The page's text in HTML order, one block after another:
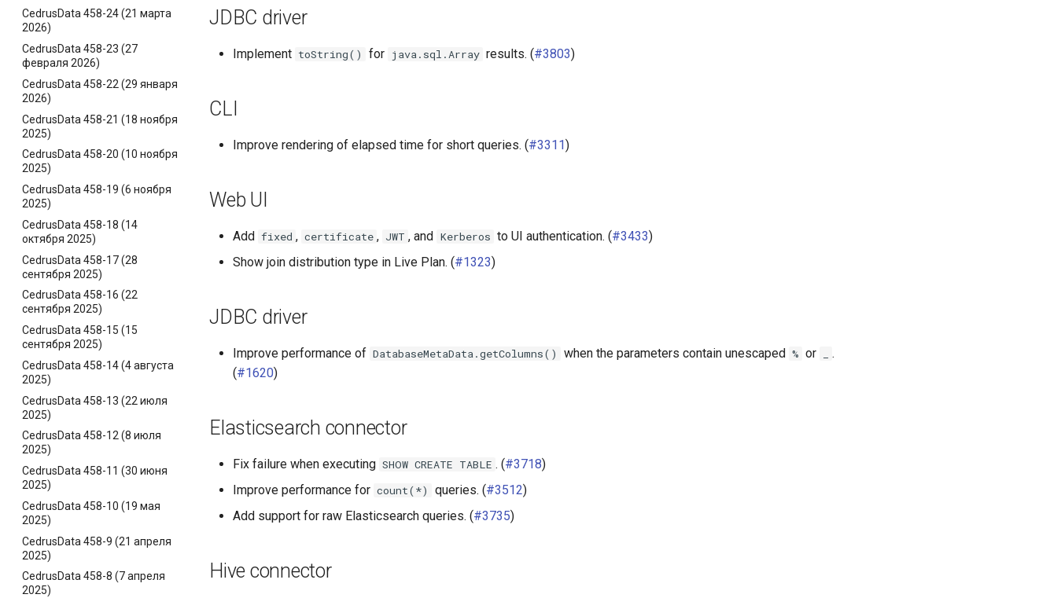
CedrusData 458-24 (21 марта
2026)
CedrusData 458-23 (27
февраля 2026)
CedrusData 458-22 (29 января
2026)
CedrusData 458-21 (18 ноября
2025)
CedrusData 458-20 (10 ноября
2025)
CedrusData 458-19 (6 ноября
2025)
CedrusData 458-18 (14
октября 2025)
CedrusData 458-17 (28
сентября 2025)
CedrusData 458-16 (22
сентября 2025)
CedrusData 458-15 (15
сентября 2025)
CedrusData 458-14 (4 августа
2025)
CedrusData 458-13 (22 июля
2025)
CedrusData 458-12 (8 июля
2025)
CedrusData 458-11 (30 июня
2025)
CedrusData 458-10 (19 мая
2025)
CedrusData 458-9 (21 апреля
2025)
CedrusData 458-8 (7 апреля
2025)
JDBC driver
Implement toString() for java.sql.Array results. (#3803)
CLI
Improve rendering of elapsed time for short queries. (#3311)
Web UI
Add fixed , certificate , JWT , and Kerberos to UI authentication. (#3433)
Show join distribution type in Live Plan. (#1323)
JDBC driver
Improve performance of DatabaseMetaData.getColumns() when the parameters contain unescaped % or
.
(#1620)
Elasticsearch connector
Fix failure when executing SHOW CREATE TABLE . (#3718)
Improve performance for count(*) queries. (#3512)
Add support for raw Elasticsearch queries. (#3735)
Hive connector